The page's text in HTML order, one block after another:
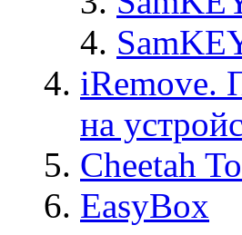
iRemove.
на
Cheetah
EasyBox